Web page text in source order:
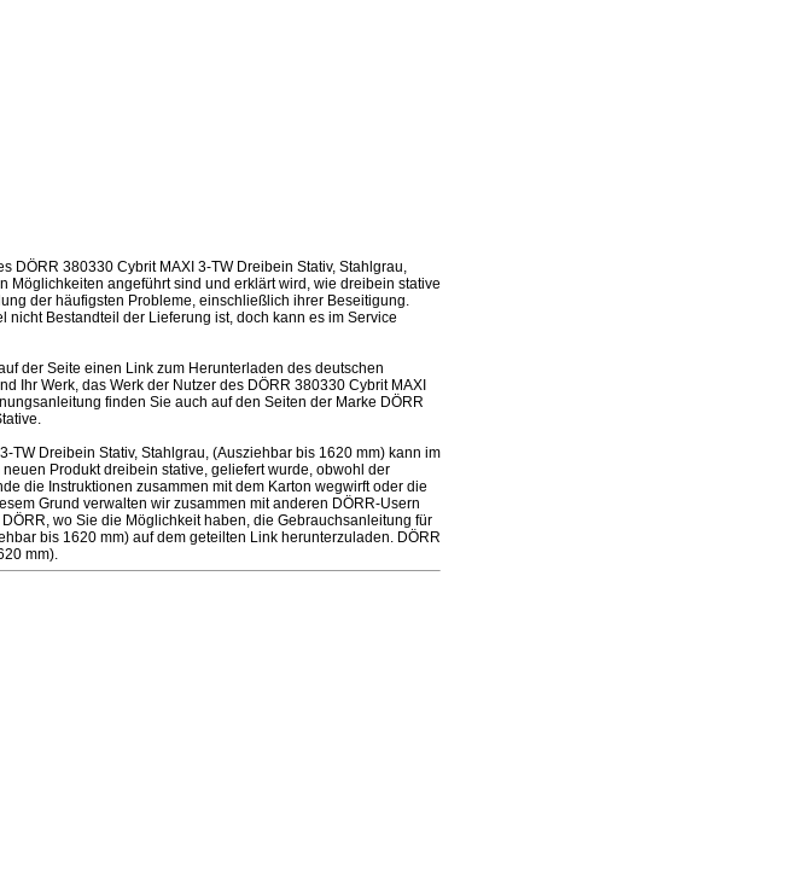
DÖRR 380330 Cybrit MAXI 3-TW Dreibein Stativ, Stahlgrau,
angeführt sind und erklärt wird, wie dreibein stative
der häufigsten Probleme, einschließlich ihrer Beseitigung.
Bestandteil der Lieferung ist, doch kann es im Service
der Seite einen Link zum Herunterladen des deutschen
Ihr Werk, das Werk der Nutzer des DÖRR 380330 Cybrit MAXI
finden Sie auch auf den Seiten der Marke DÖRR
Dreibein Stativ, Stahlgrau, (Ausziehbar bis 1620 mm) kann im
Produkt dreibein stative, geliefert wurde, obwohl der
die Instruktionen zusammen mit dem Karton wegwirft oder die
Grund verwalten wir zusammen mit anderen DÖRR-Usern
wo Sie die Möglichkeit haben, die Gebrauchsanleitung für
bis 1620 mm) auf dem geteilten Link herunterzuladen. DÖRR
mm).